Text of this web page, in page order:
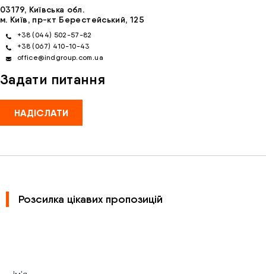
03179, Київська обл.
м. Київ, пр-кт Берестейський, 125
+38 (044) 502-57-82
+38 (067) 410-10-43
office@indgroup.com.ua
Задати питання
НАДІСЛАТИ
Розсилка цікавих пропозицій
Зв'язатися з нами
Відділ продажу запасних частин
Ім'я*